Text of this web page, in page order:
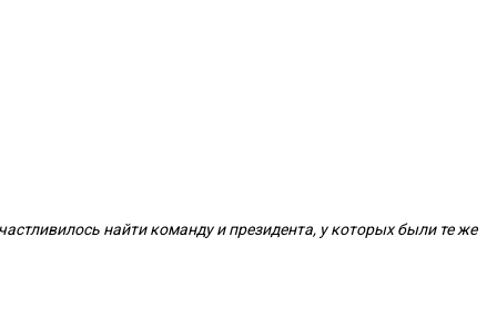
найти команду и президента, у которых были те же